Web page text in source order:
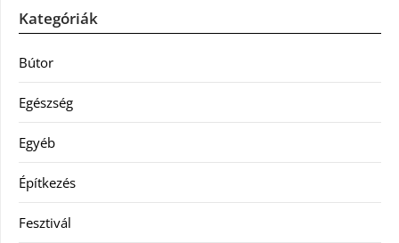
Kategóriák
Bútor
Egészség
Egyéb
Építkezés
Fesztivál